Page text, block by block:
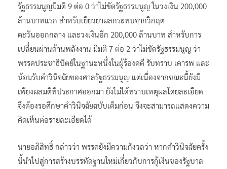
รัฐธรรมนูญมีมติ 9 ต่อ 0 ว่าไม่ขัดรัฐธรรมนูญ ในวงเงิน 200,000
ล้านบาทแรก สำหรับเยียวยาผลกระทบจากวิกฤต
ตะวันออกกลาง และวงเงินอีก 200,000 ล้านบาท สำหรับการ
เปลี่ยนผ่านด้านพลังงาน มีมติ 7 ต่อ 2 ว่าไม่ขัดรัฐธรรมนูญ ว่า
พรรคประชาธิปัตย์ในฐานะหนึ่งในผู้ร้องคดี รับทราบ เคารพ และ
น้อมรับคำวินิจฉัยของศาลรัฐธรรมนูญ แต่เนื่องจากขณะนี้ยังมี
เพียงผลมติที่ประกาศออกมา ยังไม่ได้ทราบเหตุผลโดยละเอียด
จึงต้องรอศึกษาคำวินิจฉัยฉบับเต็มก่อน จึงจะสามารถแสดงความ
คิดเห็นต่อรายละเอียดได้
นายอภิสิทธิ์ กล่าวว่า พรรคยังมีความกังวลว่า หากคำวินิจฉัยครั้ง
นี้นำไปสู่การสร้างบรรทัดฐานใหม่เกี่ยวกับการกู้เงินของรัฐบาล